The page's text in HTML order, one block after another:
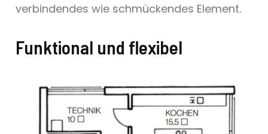
verbindendes wie schmückendes Element.
Funktional und flexibel